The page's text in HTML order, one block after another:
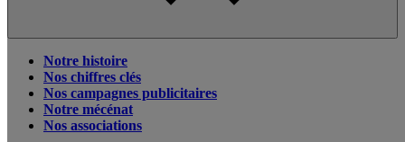
Notre histoire
Nos chiffres clés
Nos campagnes publicitaires
Notre mécénat
Nos associations